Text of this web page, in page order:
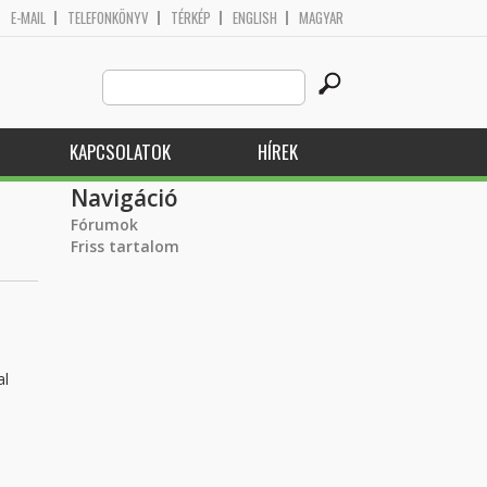
E-MAIL TELEFONKÖNYV TÉRKÉP ENGLISH MAGYAR
Search
this
site
KAPCSOLATOK HÍREK
Navigáció
Fórumok
Friss tartalom